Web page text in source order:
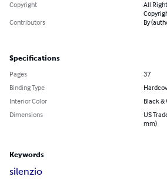
Copyright
All
Contributors
By
Specifications
Pages
37
Binding Type
Interior Color
Black &
Dimensions
US
mm)
Keywords
silenzio